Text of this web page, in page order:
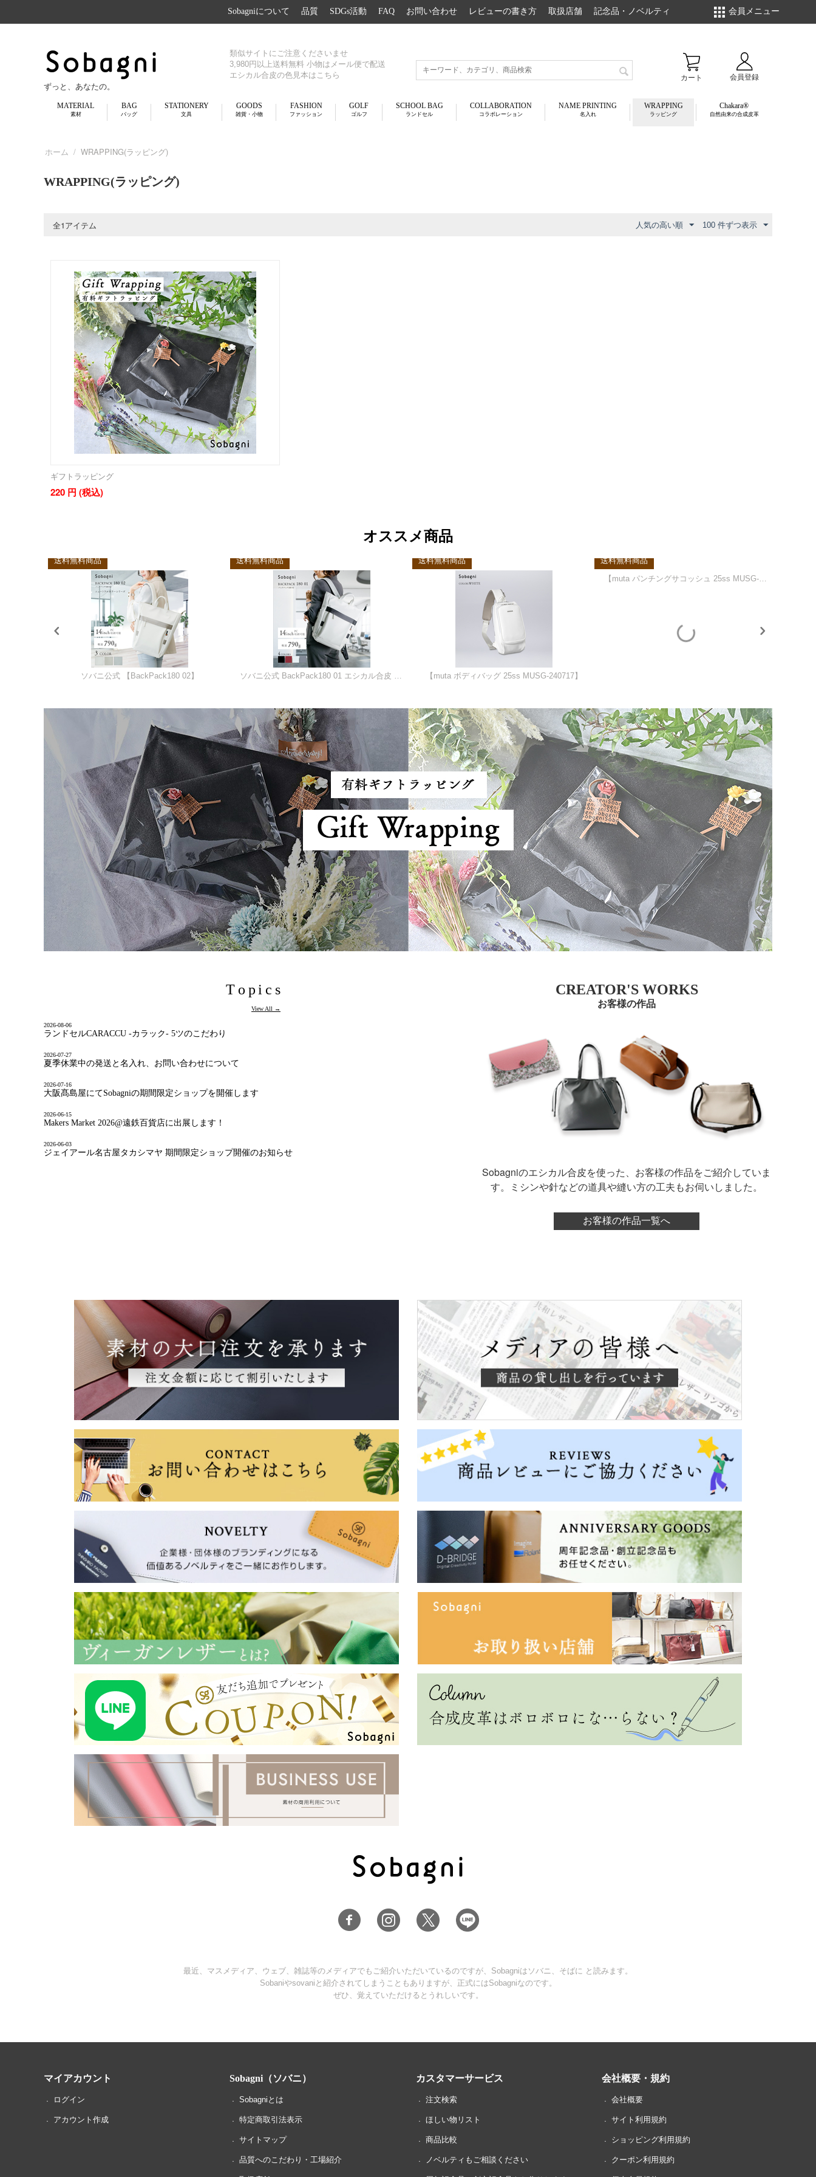
Sobagniについて 品質 SDGs活動 FAQ お問い合わせ レビューの書き方 取扱店舗 記念品・ノベルティ 会員メニュー
ずっと、あなたの。
類似サイトにご注意くださいませ
3,980円以上送料無料 小物はメール便で配送
エシカル合皮の色見本はこちら
会員登録
カート
MATERIAL
素材
BAG
バッグ
STATIONERY
文具
GOODS
雑貨・小物
FASHION
ファッション
GOLF
ゴルフ
SCHOOL BAG
ランドセル
COLLABORATION
コラボレーション
NAME PRINTING
名入れ
WRAPPING
ラッピング
Chakara
自然由来の合成皮革
ホーム / WRAPPING(ラッピング)
WRAPPING(ラッピング)
全1アイテム 100 件ずつ表示
人気の高い順
ギフトラッピング
220 円 (税込)
オススメ商品
送料無料商品
ソバニ公式 【BackPack180 02】
送料無料商品
ソバニ公式 BackPack180 01 エシカル合皮 バックパック 少し小さめサイズ仕立て 白 黒 グレー 赤 ヴィーガンファッション
送料無料商品
【muta ボディバッグ 25ss MUSG-240717】
送料無料商品
CREATOR'S WORKS
お客様の作品
Sobagniのエシカル合皮を使った、お客様の作品をご紹介していま
す。ミシンや針などの道具や縫い方の工夫もお伺いしました。
お客様の作品一覧へ
最近、マスメディア、ウェブ、雑誌等のメディアでもご紹介いただいているのですが、Sobagniはソバニ、そばに と読みます。
Sobaniやsovaniと紹介されてしまうこともありますが、正式にはSobagniなのです。
ぜひ、覚えていただけるとうれしいです。
マイアカウント
ログイン
アカウント作成
Sobagni（ソバニ）
Sobagniとは
特定商取引法表示
サイトマップ
品質へのこだわり・工場紹介
カスタマーサービス
注文検索
ほしい物リスト
商品比較
ノベルティもご相談ください
会社概要・規約
会社概要
サイト利用規約
ショッピング利用規約
クーポン利用規約